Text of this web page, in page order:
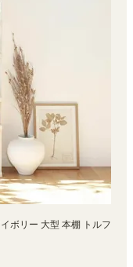
ボリー 大型 本棚 トルフ